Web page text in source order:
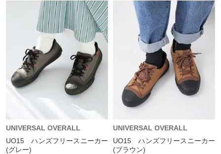
UNIVERSAL OVERALL
UO15 ハンズフリースニーカー
(グレー)
UNIVERSAL OVERALL
UO15 ハンズフリースニーカー
(ブラウン)